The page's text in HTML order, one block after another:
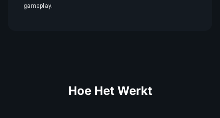
gameplay.
Hoe Het Werkt